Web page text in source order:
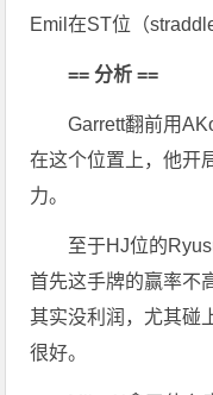
Emil在ST位（
== 分析 ==
Garrett翻前用
在这个位置上，他开
力。
至于HJ位的
首先这手牌的赢率不
其实没利润，尤其碰
很好。